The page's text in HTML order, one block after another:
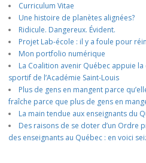
Curriculum Vitae
Une histoire de planètes alignées?
Ridicule. Dangereux. Évident.
Projet Lab-école : il y a foule pour
Mon portfolio numérique
La Coalition avenir Québec appuie
sportif de l’Académie Saint-Louis
Plus de gens en mangent parce
fraîche parce que plus de gens en
La main tendue aux enseignants du
Des raisons de se doter d’un Ordre
des enseignants au Québec : en voici